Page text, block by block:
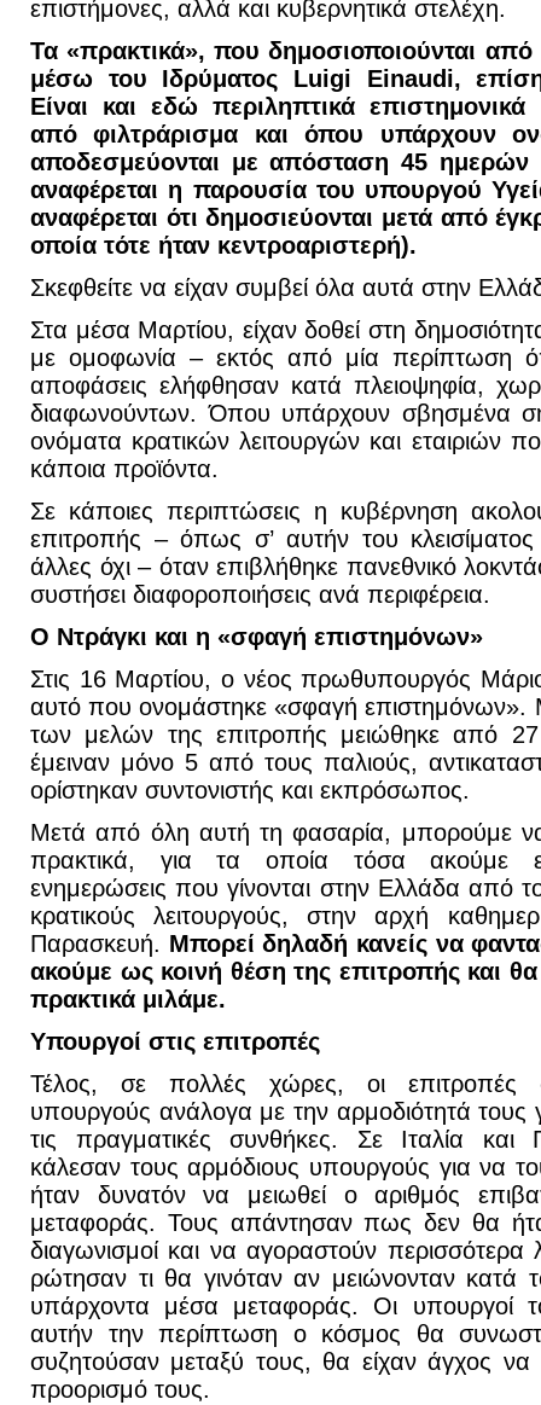
επιστήμονες, αλλά και κυβερνητικά στελέχη.
Τα «πρακτικά», που δημοσιοποιούνται
μέσω του Ιδρύματος Luigi Einaudi,
Είναι και εδώ περιληπτικά
από φιλτράρισμα και όπου υπάρχουν
αποδεσμεύονται με απόσταση 45 ημερών
αναφέρεται η παρουσία του υπουργού
αναφέρεται ότι δημοσιεύονται μετά από
οποία τότε ήταν κεντροαριστερή).
Σκεφθείτε να είχαν συμβεί όλα αυτά στην
Στα μέσα Μαρτίου, είχαν δοθεί στη
με ομοφωνία – εκτός από μία περίπτωση
αποφάσεις ελήφθησαν κατά πλειοψηφία,
διαφωνούντων. Όπου υπάρχουν σβησμένα
ονόματα κρατικών λειτουργών και εταιριών
κάποια προϊόντα.
Σε κάποιες περιπτώσεις η κυβέρνηση
επιτροπής – όπως σ’ αυτήν του
άλλες όχι – όταν επιβλήθηκε πανεθνικό
συστήσει διαφοροποιήσεις ανά περιφέρεια.
Ο Ντράγκι και η «σφαγή επιστημόνων»
Στις 16 Μαρτίου, ο νέος πρωθυπουργός
αυτό που ονομάστηκε «σφαγή επιστημόνων».
των μελών της επιτροπής μειώθηκε από
έμειναν μόνο 5 από τους παλιούς,
ορίστηκαν συντονιστής και εκπρόσωπος.
Μετά από όλη αυτή τη φασαρία, μπορούμε
πρακτικά, για τα οποία τόσα ακούμε
ενημερώσεις που γίνονται στην Ελλάδα από
κρατικούς λειτουργούς, στην αρχή
Παρασκευή. Μπορεί δηλαδή κανείς να
ακούμε ως κοινή θέση της επιτροπής και θα
πρακτικά μιλάμε.
Υπουργοί στις επιτροπές
Τέλος, σε πολλές χώρες, οι επιτροπές
υπουργούς ανάλογα με την αρμοδιότητά τους
τις πραγματικές συνθήκες. Σε Ιταλία και
κάλεσαν τους αρμόδιους υπουργούς για να
ήταν δυνατόν να μειωθεί ο αριθμός
μεταφοράς. Τους απάντησαν πως δεν θα
διαγωνισμοί και να αγοραστούν περισσότερα
ρώτησαν τι θα γινόταν αν μειώνονταν κατά
υπάρχοντα μέσα μεταφοράς. Οι υπουργοί
αυτήν την περίπτωση ο κόσμος θα
συζητούσαν μεταξύ τους, θα είχαν άγχος
προορισμό τους.